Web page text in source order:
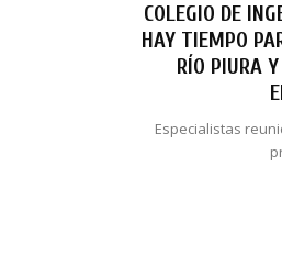
COLEGIO DE
HAY TIEMPO
RÍO PIURA
Especialistas